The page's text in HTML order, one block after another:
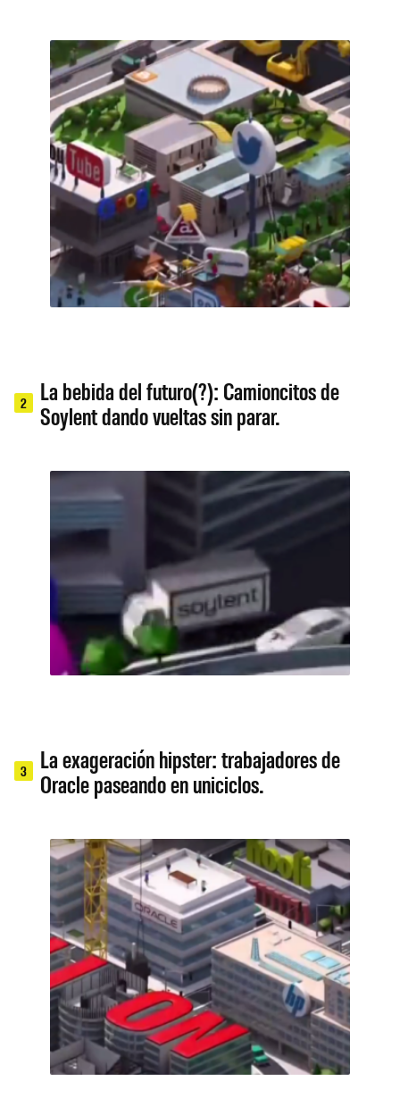
2
La bebida del futuro(?): Camioncitos de
Soylent dando vueltas sin parar.
3
La exageración hipster: trabajadores de
Oracle paseando en uniciclos.